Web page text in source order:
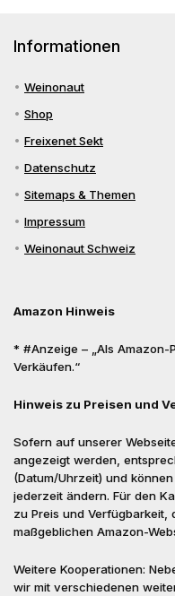
Informationen
Weinonaut
Shop
Freixenet Sekt
Datenschutz
Sitemaps & Themen
Impressum
Weinonaut Schweiz
Amazon Hinweis
* #Anzeige – „Als
Verkäufen.“
Hinweis zu Preisen und
Sofern auf unserer
angezeigt werden,
(Datum/Uhrzeit) und
jederzeit ändern. Für den
zu Preis und
maßgeblichen Amazon-
Weitere Kooperationen:
wir mit verschiedenen